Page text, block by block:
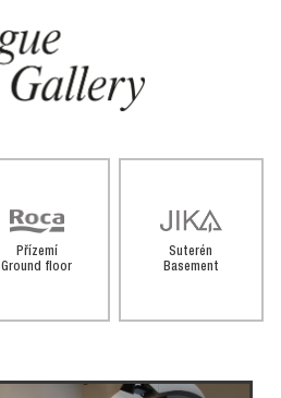
Přízemí
Ground floor
Suterén
Basement